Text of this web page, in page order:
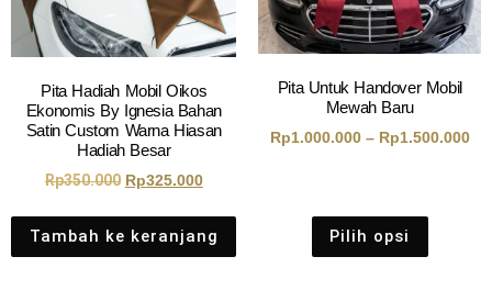
Pita Hadiah Mobil Oikos
Ekonomis By Ignesia Bahan
Satin Custom Warna Hiasan
Hadiah Besar
Rp350.000 Rp325.000
Tambah ke keranjang
Pita Untuk Handover Mobil
Mewah Baru
Rp1.000.000 – Rp1.500.000
Pilih opsi